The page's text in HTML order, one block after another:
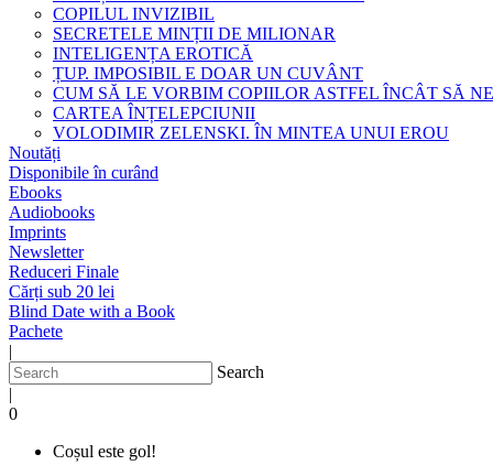
COPILUL INVIZIBIL
SECRETELE MINȚII DE MILIONAR
INTELIGENȚA EROTICĂ
ȚUP. IMPOSIBIL E DOAR UN CUVÂNT
CUM SĂ LE VORBIM COPIILOR ASTFEL ÎNCÂT SĂ
CARTEA ÎNȚELEPCIUNII
VOLODIMIR ZELENSKI. ÎN MINTEA UNUI EROU
Noutăți
Disponibile în curând
Ebooks
Audiobooks
Imprints
Newsletter
Reduceri Finale
Cărți sub 20 lei
Blind Date with a Book
Pachete
|
Search
|
0
Coșul este gol!